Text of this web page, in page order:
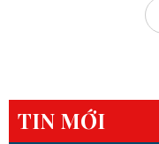
TIN MỚI